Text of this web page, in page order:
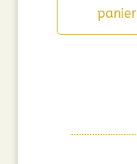
panier